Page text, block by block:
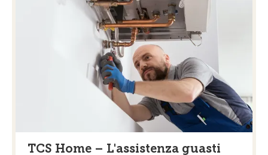
TCS Home – L'assistenza guasti